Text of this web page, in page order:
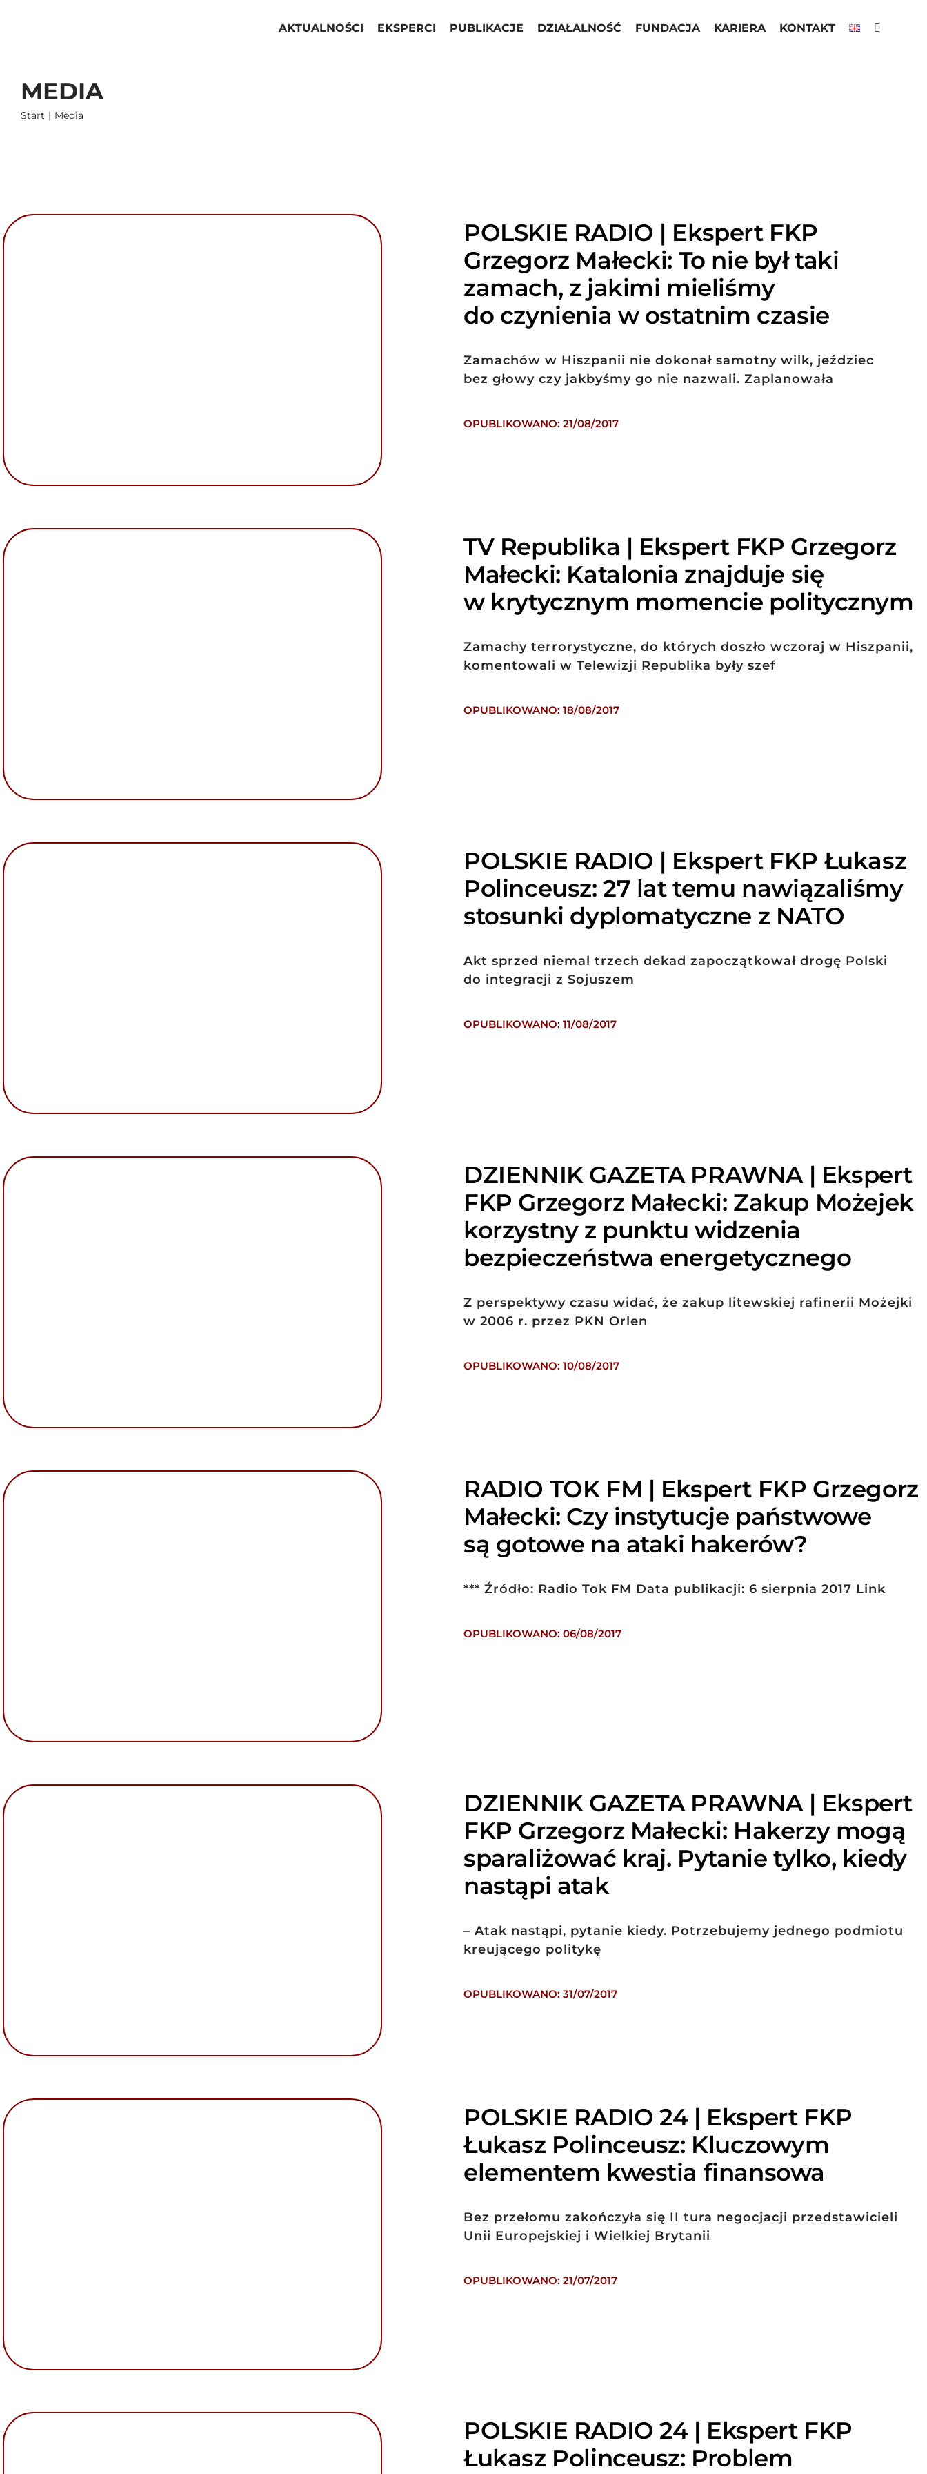
AKTUALNOŚCI EKSPERCI PUBLIKACJE DZIAŁALNOŚĆ FUNDACJA KARIERA KONTAKT
MEDIA
Start Media
POLSKIE RADIO | Ekspert FKP
Grzegorz Małecki: To nie był taki
zamach, z jakimi mieliśmy
do czynienia w ostatnim czasie
Zamachów w Hiszpanii nie dokonał samotny wilk, jeździec
bez głowy czy jakbyśmy go nie nazwali. Zaplanowała
OPUBLIKOWANO: 21/08/2017
TV Republika | Ekspert FKP Grzegorz
Małecki: Katalonia znajduje się
w krytycznym momencie politycznym
Zamachy terrorystyczne, do których doszło wczoraj w Hiszpanii,
komentowali w Telewizji Republika były szef
OPUBLIKOWANO: 18/08/2017
POLSKIE RADIO | Ekspert FKP Łukasz
Polinceusz: 27 lat temu nawiązaliśmy
stosunki dyplomatyczne z NATO
Akt sprzed niemal trzech dekad zapoczątkował drogę Polski
do integracji z Sojuszem
OPUBLIKOWANO: 11/08/2017
DZIENNIK GAZETA PRAWNA | Ekspert
FKP Grzegorz Małecki: Zakup Możejek
korzystny z punktu widzenia
bezpieczeństwa energetycznego
Z perspektywy czasu widać, że zakup litewskiej rafinerii Możejki
w 2006 r. przez PKN Orlen
OPUBLIKOWANO: 10/08/2017
RADIO TOK FM | Ekspert FKP Grzegorz
Małecki: Czy instytucje państwowe
są gotowe na ataki hakerów?
*** Źródło: Radio Tok FM Data publikacji: 6 sierpnia 2017 Link
OPUBLIKOWANO: 06/08/2017
DZIENNIK GAZETA PRAWNA | Ekspert
FKP Grzegorz Małecki: Hakerzy mogą
sparaliżować kraj. Pytanie tylko, kiedy
nastąpi atak
– Atak nastąpi, pytanie kiedy. Potrzebujemy jednego podmiotu
kreującego politykę
OPUBLIKOWANO: 31/07/2017
POLSKIE RADIO 24 | Ekspert FKP
Łukasz Polinceusz: Kluczowym
elementem kwestia finansowa
Bez przełomu zakończyła się II tura negocjacji przedstawicieli
Unii Europejskiej i Wielkiej Brytanii
OPUBLIKOWANO: 21/07/2017
POLSKIE RADIO 24 | Ekspert FKP
Łukasz Polinceusz: Problem